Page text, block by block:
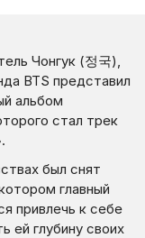
Чонгук (정국),
BTS представил
альбом
стал трек
был снят
главный
привлечь к себе
ей глубину своих